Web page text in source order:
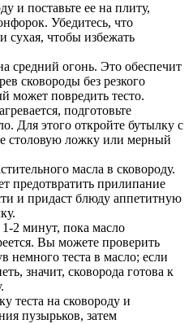
и поставьте ее на плиту,
Убедитесь, что
сухая, чтобы избежать
средний огонь. Это обеспечит
сковороды без резкого
может повредить тесто.
подготовьте
Для этого откройте бутылку с
столовую ложку или мерный
масла в сковороду.
предотвратить прилипание
и придаст блюду аппетитную
2 минут, пока масло
Вы можете проверить
немного теста в масло; если
значит, сковорода готова к
теста на сковороду и
пузырьков, затем